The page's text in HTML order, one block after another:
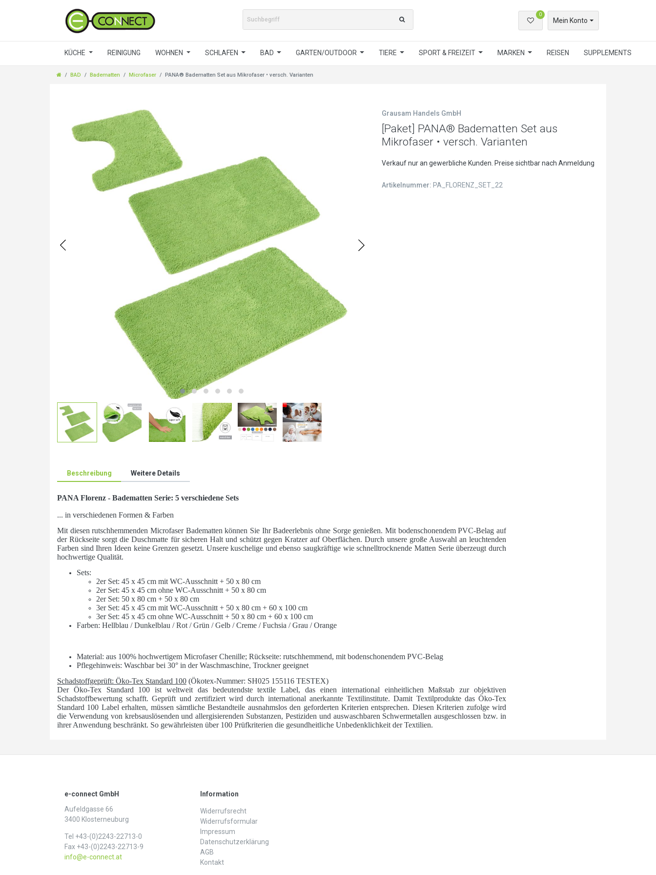
0
Mein Konto
KÜCHE REINIGUNG WOHNEN SCHLAFEN BAD GARTEN/OUTDOOR TIERE SPORT & FREIZEIT MARKEN REISEN SUPPLEMENTS
BAD Badematten Microfaser PANA® Badematten Set aus Mikrofaser • versch. Varianten
Grausam Handels GmbH
[Paket] PANA® Badematten Set aus
Mikrofaser • versch. Varianten
Verkauf nur an gewerbliche Kunden. Preise sichtbar nach Anmeldung
Artikelnummer: PA_FLORENZ_SET_22
Beschreibung Weitere Details
PANA Florenz - Badematten Serie: 5 verschiedene Sets
... in verschiedenen Formen & Farben
Mit diesen rutschhemmenden Microfaser Badematten können Sie Ihr Badeerlebnis ohne Sorge genießen. Mit bodenschonendem PVC-Belag auf
der Rückseite sorgt die Duschmatte für sicheren Halt und schützt gegen Kratzer auf Oberflächen. Durch unsere große Auswahl an leuchtenden
Farben sind Ihren Ideen keine Grenzen gesetzt. Unsere kuschelige und ebenso saugkräftige wie schnelltrocknende Matten Serie überzeugt durch
hochwertige Qualität.
Sets:
2er Set: 45 x 45 cm mit WC-Ausschnitt + 50 x 80 cm
2er Set: 45 x 45 cm ohne WC-Ausschnitt + 50 x 80 cm
2er Set: 50 x 80 cm + 50 x 80 cm
3er Set: 45 x 45 cm mit WC-Ausschnitt + 50 x 80 cm + 60 x 100 cm
3er Set: 45 x 45 cm ohne WC-Ausschnitt + 50 x 80 cm + 60 x 100 cm
Farben: Hellblau / Dunkelblau / Rot / Grün / Gelb / Creme / Fuchsia / Grau / Orange
Material: aus 100% hochwertigem Microfaser Chenille; Rückseite: rutschhemmend, mit bodenschonendem PVC-Belag
Pflegehinweis: Waschbar bei 30° in der Waschmaschine, Trockner geeignet
Schadstoffgeprüft: Öko-Tex Standard 100 (Ökotex-Nummer: SH025 155116 TESTEX)
Der Öko-Tex Standard 100 ist weltweit das bedeutendste textile Label, das einen international einheitlichen Maßstab zur objektiven
Schadstoffbewertung schafft. Geprüft und zertifiziert wird durch international anerkannte Textilinstitute. Damit Textilprodukte das Öko-Tex
Standard 100 Label erhalten, müssen sämtliche Bestandteile ausnahmslos den geforderten Kriterien entsprechen. Diesen Kriterien zufolge wird
die Verwendung von krebsauslösenden und allergisierenden Substanzen, Pestiziden und auswaschbaren Schwermetallen ausgeschlossen bzw. in
ihrer Anwendung beschränkt. So gewährleisten über 100 Prüfkriterien die gesundheitliche Unbedenklichkeit der Textilien.
e-connect GmbH
Aufeldgasse 66
3400 Klosterneuburg
Tel +43-(0)2243-22713-0
Fax +43-(0)2243-22713-9
info@e-connect.at
Information
Widerrufs­recht
Widerrufs­formular
Impressum
Daten­schutz­erklärung
AGB
Kontakt